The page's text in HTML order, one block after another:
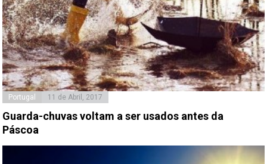
Portugal 11 de Abril, 2017
Guarda-chuvas voltam a ser usados antes da
Páscoa